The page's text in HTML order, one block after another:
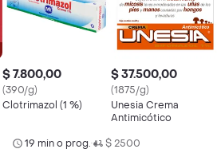
$ 7.800,00
(390/g)
Clotrimazol (1 %)
$ 37.500,00
(1875/g)
Unesia Crema
Antimicótico
19 min o prog.• $ 2500